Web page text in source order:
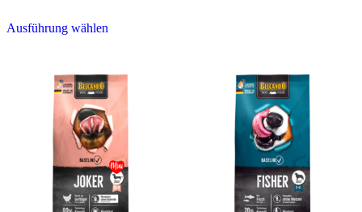
Ausführung wählenProdukt
Varianten
auf.
Die
Optionen
können
auf
der
Produktseite
gewählt
werden
Optionen
auf
der
Produktseite
gewählt
werden